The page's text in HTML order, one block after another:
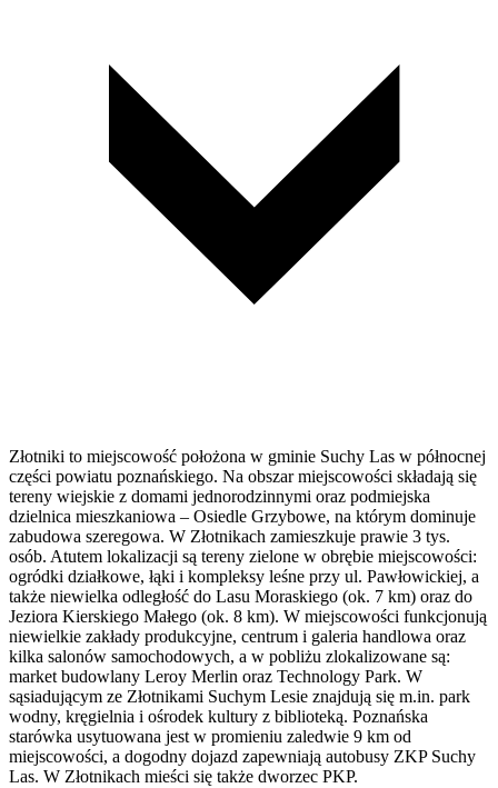
Złotniki to miejscowość położona w gminie Suchy Las w północnej
części powiatu poznańskiego. Na obszar miejscowości składają się
tereny wiejskie z domami jednorodzinnymi oraz podmiejska
dzielnica mieszkaniowa – Osiedle Grzybowe, na którym dominuje
zabudowa szeregowa. W Złotnikach zamieszkuje prawie 3 tys.
osób. Atutem lokalizacji są tereny zielone w obrębie miejscowości:
ogródki działkowe, łąki i kompleksy leśne przy ul. Pawłowickiej, a
także niewielka odległość do Lasu Moraskiego (ok. 7 km) oraz do
Jeziora Kierskiego Małego (ok. 8 km). W miejscowości funkcjonują
niewielkie zakłady produkcyjne, centrum i galeria handlowa oraz
kilka salonów samochodowych, a w pobliżu zlokalizowane są:
market budowlany Leroy Merlin oraz Technology Park. W
sąsiadującym ze Złotnikami Suchym Lesie znajdują się m.in. park
wodny, kręgielnia i ośrodek kultury z biblioteką. Poznańska
starówka usytuowana jest w promieniu zaledwie 9 km od
miejscowości, a dogodny dojazd zapewniają autobusy ZKP Suchy
Las. W Złotnikach mieści się także dworzec PKP.